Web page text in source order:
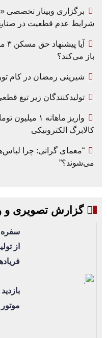
برگزاری وبینار تخصصی
شرایط عدم قطعیت در
باز می‌کند؟
شیرینی رمضان در کام
تولیدکنندگان زیر تیغ
واریز ماهانه
کالابرگ الکترونیکی
“معمای گرانی: چرا
می‌شوند؟”
گزارش تصویری و
سفره
از